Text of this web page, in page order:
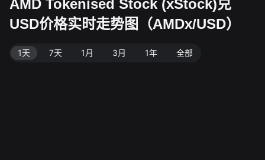
AMD Tokenised Stock (xStock)兑
USD价格实时走势图（AMDx/USD）
1天 7天 1月 3月 1年 全部